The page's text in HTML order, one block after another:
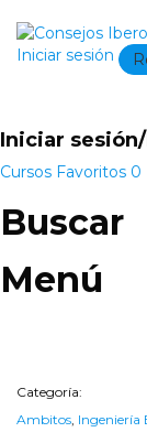
Iniciar sesión
Iniciar
Cursos Favoritos 0
Buscar
Menú
Categoría:
Ambitos, Ingeniería